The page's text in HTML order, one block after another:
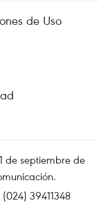
de Uso
de septiembre de
39411348